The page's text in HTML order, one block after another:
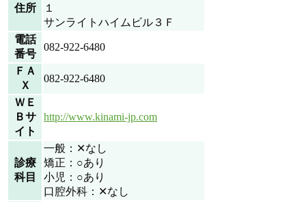
住所
１
サンライトハイムビル３Ｆ
電話
番号
082-922-6480
ＦＡ
Ｘ
082-922-6480
ＷＥ
Ｂサ
イト
http://www.kinami-jp.com
診療
科目
一般：✕なし
矯正：○あり
小児：○あり
口腔外科：✕なし